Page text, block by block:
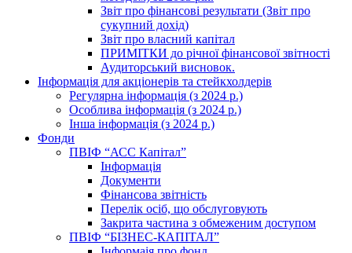
Звіт про фінансові результати (Звіт про
сукупний дохід)
Звіт про власний капітал
ПРИМІТКИ до річної фінансової звітності
Аудиторський висновок.
Інформація для акціонерів та стейкхолдерів
Регулярна інформація (з 2024 р.)
Особлива інформація (з 2024 р.)
Інша інформація (з 2024 р.)
Фонди
ПВІФ “АСС Капітал”
Інформація
Документи
Фінансова звітність
Перелік осіб, що обслуговують
Закрита частина з обмеженим доступом
ПВІФ “БІЗНЕС-КАПІТАЛ”